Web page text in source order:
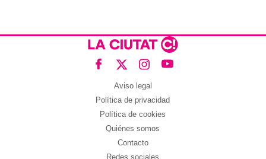
Aviso legal
Política de privacidad
Política de cookies
Quiénes somos
Contacto
Redes sociales